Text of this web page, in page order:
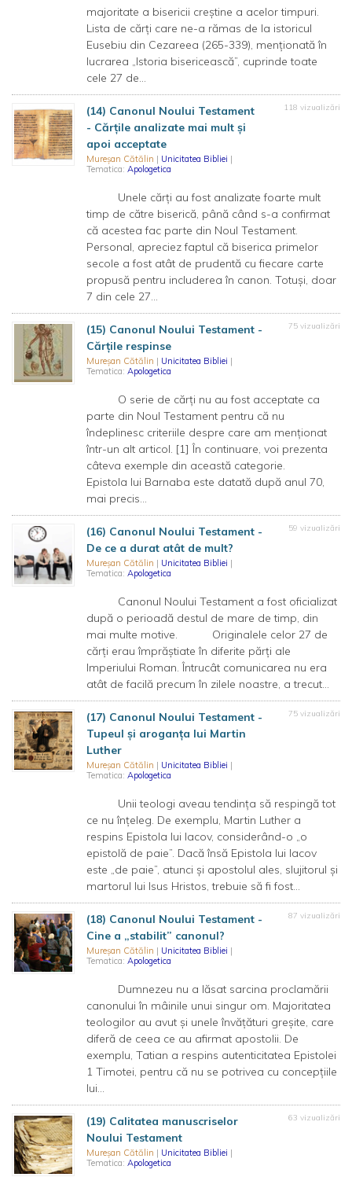
majoritate a bisericii creștine a acelor timpuri.
Lista de cărți care ne-a rămas de la istoricul
Eusebiu din Cezareea (265-339), menționată în
lucrarea „Istoria bisericească”, cuprinde toate
cele 27 de...
(14) Canonul Noului Testament
- Cărțile analizate mai mult și
apoi acceptate
Mureșan Cătălin | Unicitatea Bibliei |
Tematica: Apologetica
118 vizualizări
Unele cărți au fost analizate foarte mult
timp de către biserică, până când s-a confirmat
că acestea fac parte din Noul Testament.
Personal, apreciez faptul că biserica primelor
secole a fost atât de prudentă cu fiecare carte
propusă pentru includerea în canon. Totuși, doar
7 din cele 27...
(15) Canonul Noului Testament -
Cărțile respinse
Mureșan Cătălin | Unicitatea Bibliei |
Tematica: Apologetica
75 vizualizări
O serie de cărți nu au fost acceptate ca
parte din Noul Testament pentru că nu
îndeplinesc criteriile despre care am menționat
într-un alt articol. [1] În continuare, voi prezenta
câteva exemple din această categorie.
Epistola lui Barnaba este datată după anul 70,
mai precis...
(16) Canonul Noului Testament -
De ce a durat atât de mult?
Mureșan Cătălin | Unicitatea Bibliei |
Tematica: Apologetica
59 vizualizări
Canonul Noului Testament a fost oficializat
după o perioadă destul de mare de timp, din
mai multe motive. Originalele celor 27 de
cărți erau împrăștiate în diferite părți ale
Imperiului Roman. Întrucât comunicarea nu era
atât de facilă precum în zilele noastre, a trecut...
(17) Canonul Noului Testament -
Tupeul și aroganța lui Martin
Luther
Mureșan Cătălin | Unicitatea Bibliei |
Tematica: Apologetica
75 vizualizări
Unii teologi aveau tendința să respingă tot
ce nu înțeleg. De exemplu, Martin Luther a
respins Epistola lui Iacov, considerând-o „o
epistolă de paie”. Dacă însă Epistola lui Iacov
este „de paie”, atunci și apostolul ales, slujitorul și
martorul lui Isus Hristos, trebuie să fi fost...
(18) Canonul Noului Testament -
Cine a „stabilit” canonul?
Mureșan Cătălin | Unicitatea Bibliei |
Tematica: Apologetica
87 vizualizări
Dumnezeu nu a lăsat sarcina proclamării
canonului în mâinile unui singur om. Majoritatea
teologilor au avut și unele învățături greșite, care
diferă de ceea ce au afirmat apostolii. De
exemplu, Tatian a respins autenticitatea Epistolei
1 Timotei, pentru că nu se potrivea cu concepțiile
lui...
(19) Calitatea manuscriselor
Noului Testament
Mureșan Cătălin | Unicitatea Bibliei |
Tematica: Apologetica
63 vizualizări